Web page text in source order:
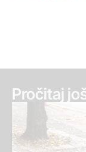
Pročitaj